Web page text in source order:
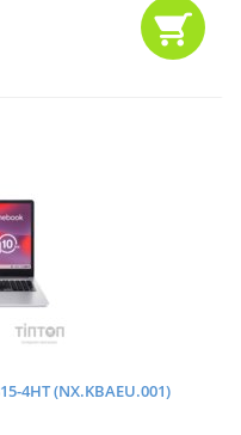
4HT (NX.KBAEU.001)